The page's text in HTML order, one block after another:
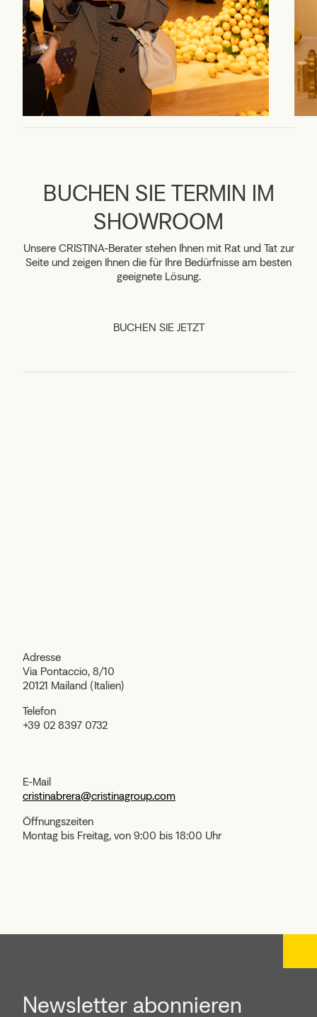
BUCHEN SIE TERMIN IM
SHOWROOM
Unsere CRISTINA-Berater stehen Ihnen mit Rat und Tat zur
Seite und zeigen Ihnen die für Ihre Bedürfnisse am besten
geeignete Lösung.
BUCHEN SIE JETZT
Adresse
Via Pontaccio, 8/10
20121 Mailand (Italien)
Telefon
+39 02 8397 0732
E-Mail
cristinabrera@cristinagroup.com
Öffnungszeiten
Montag bis Freitag, von 9:00 bis 18:00 Uhr
Newsletter abonnieren